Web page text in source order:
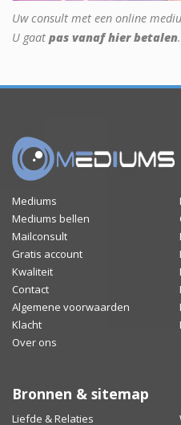
Uw consult met een online
U gaat pas vanaf hier betalen.
Mediums
Mediums bellen
Mailconsult
Gratis account
Kwaliteit
Contact
Algemene voorwaarden
Klacht
Over ons
Bronnen & sitemap
Liefde & Relaties